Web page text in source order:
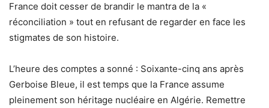
France doit cesser de brandir le mantra de la «
réconciliation » tout en refusant de regarder en face les
stigmates de son histoire.
L’heure des comptes a sonné : Soixante-cinq ans après
Gerboise Bleue, il est temps que la France assume
pleinement son héritage nucléaire en Algérie. Remettre